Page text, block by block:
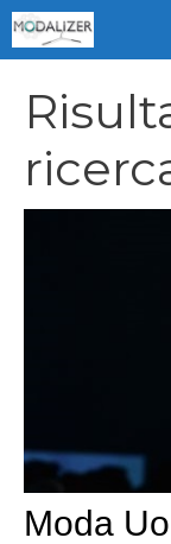
Vai
al
Moda